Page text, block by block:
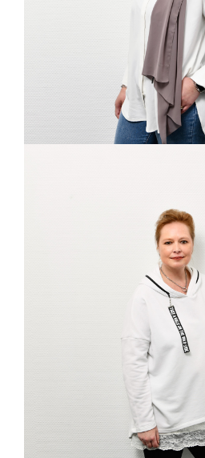
Assistentin des Vorstandes,
Bundesgeschäftsstelle